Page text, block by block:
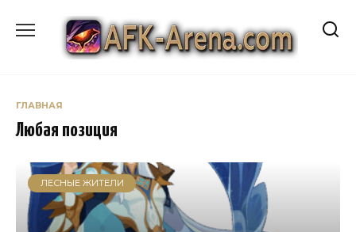
содержанию
ГЛАВНАЯ
Любая позиция
ЛЕСНЫЕ ЖИТЕЛИ